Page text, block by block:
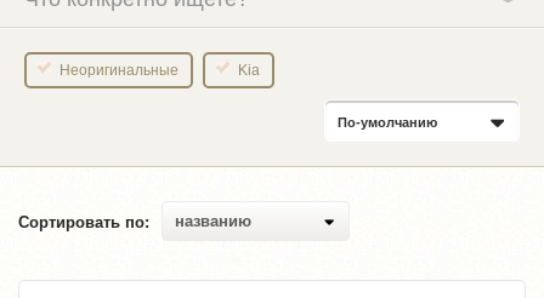
Неоригинальные Kia
По-умолчанию
Сортировать по: названию